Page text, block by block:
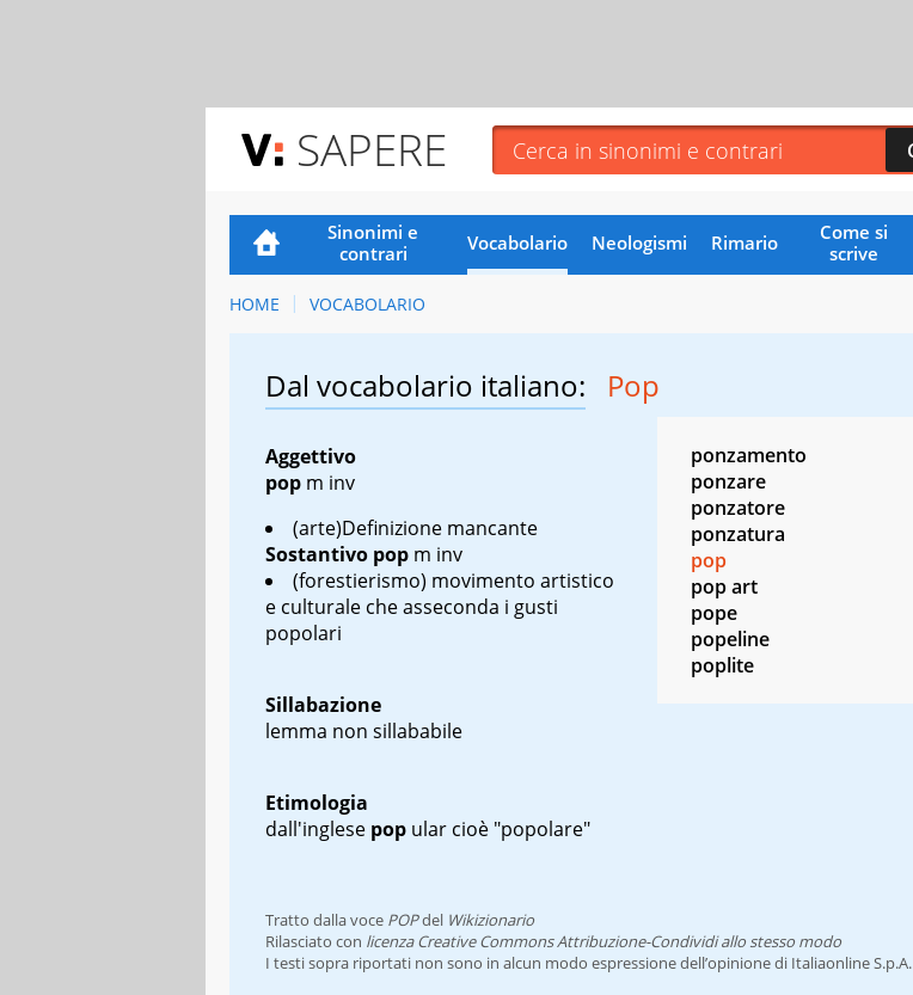
SAPERE
Sinonimi e
contrari
Vocabolario Neologismi Rimario
Come si
scrive
HOME VOCABOLARIO
Dal vocabolario italiano: Pop
Aggettivo
pop m inv
(arte)Definizione mancante
Sostantivo pop m inv
(forestierismo) movimento artistico
e culturale che asseconda i gusti
popolari
Sillabazione
lemma non sillababile
Etimologia
dall'inglese pop ular cioè "popolare"
ponzamento
ponzare
ponzatore
ponzatura
pop
pop art
pope
popeline
poplite
Tratto dalla voce POPdel Wikizionario
Rilasciato con licenza Creative Commons Attribuzione-Condividi allo stesso modo
I testi sopra riportati non sono in alcun modo espressione dell’opinione di Italiaonline S.p.A.